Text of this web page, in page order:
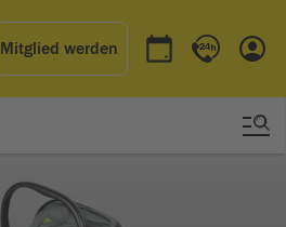
Mitglied werden
Termin buchen
Kontakt &